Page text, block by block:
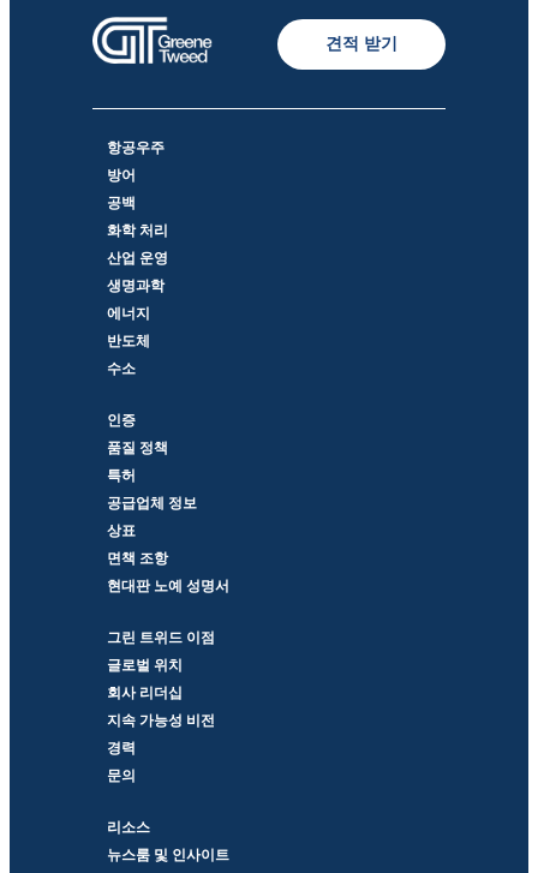
견적 받기
항공우주
방어
공백
화학 처리
산업 운영
생명과학
에너지
반도체
수소
인증
품질 정책
특허
공급업체 정보
상표
면책 조항
현대판 노예 성명서
그린 트위드 이점
글로벌 위치
회사 리더십
지속 가능성 비전
경력
문의
리소스
뉴스룸 및 인사이트